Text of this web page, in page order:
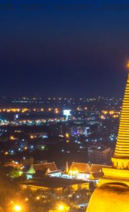
add("action", "wp_footer",